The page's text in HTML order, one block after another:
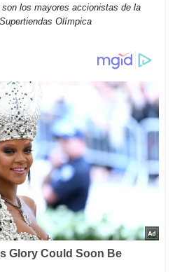
los mayores accionistas de la
Olímpica